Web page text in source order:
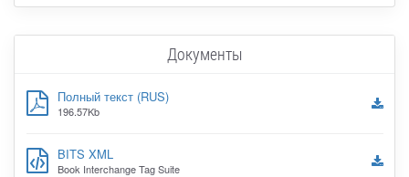
Документы
Полный текст (RUS)
196.57Kb
BITS XML
Book Interchange Tag Suite